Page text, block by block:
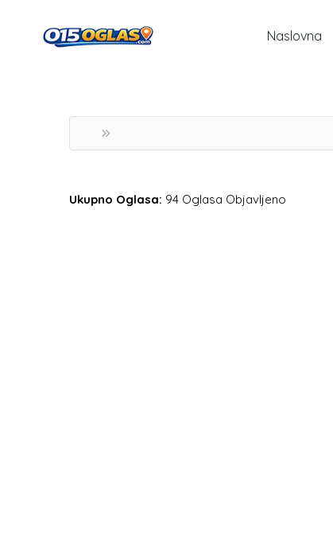
Naslovna
Ukupno Oglasa: 94 Oglasa Objavljeno